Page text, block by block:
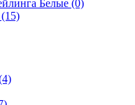
Белые (0)
(15)